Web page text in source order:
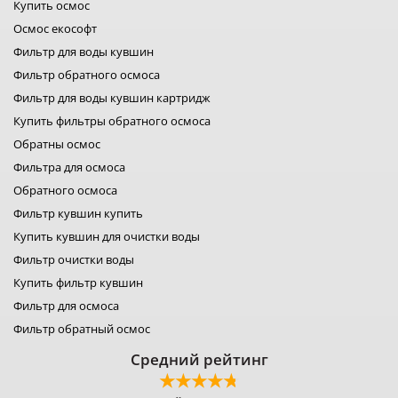
лидер фильтр
лидер комфорт
фильтры для воды organic
фильтры raifil
ustm картридж
гейзер фильтр для воды
фильтр роса
фильтры свод
фильтр для воды
фильтры аквафильтр
аквафор кувшины
Купить осмос
Осмос екософт
Фильтр для воды кувшин
Фильтр обратного осмоса
Фильтр для воды кувшин картридж
Купить фильтры обратного осмоса
Обратны осмос
Фильтра для осмоса
Обратного осмоса
Фильтр кувшин купить
Купить кувшин для очистки воды
Фильтр очистки воды
Купить фильтр кувшин
Фильтр для осмоса
Фильтр обратный осмос
Средний рейтинг